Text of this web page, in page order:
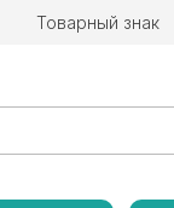
Товарный знак